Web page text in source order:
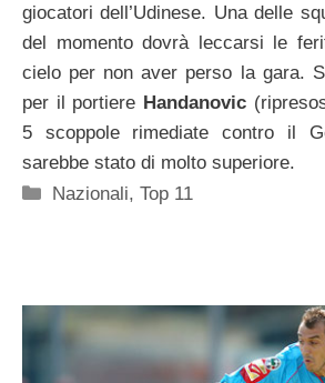
giocatori dell’Udinese. Una delle
del momento dovrà leccarsi le
cielo per non aver perso la gara.
per il portiere Handanovic
5 scoppole rimediate contro il
sarebbe stato di molto superiore.
Categorie
Nazionali,Top 11